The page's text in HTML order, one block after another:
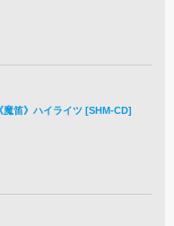
笛》ハイライツ [SHM-CD]